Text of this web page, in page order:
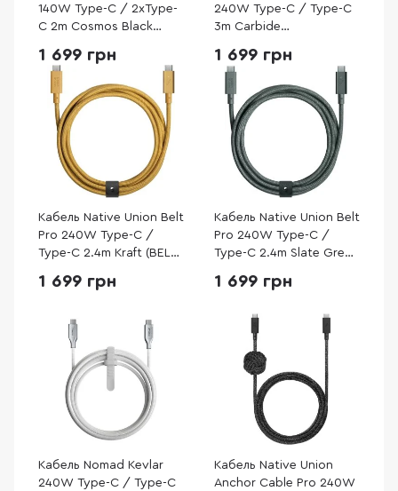
140W Type-C / 2xType-
C 2m Cosmos Black
1 699 грн
240W Type-C / Type-C
3m Carbide
1 699 грн
Кабель Native Union Belt
Pro 240W Type-C /
Type-C 2.4m Kraft (BELT-
1 699 грн
Кабель Native Union Belt
Pro 240W Type-C /
Type-C 2.4m Slate Green
1 699 грн
Кабель Nomad Kevlar
240W Type-C / Type-C
Кабель Native Union
Anchor Cable Pro 240W